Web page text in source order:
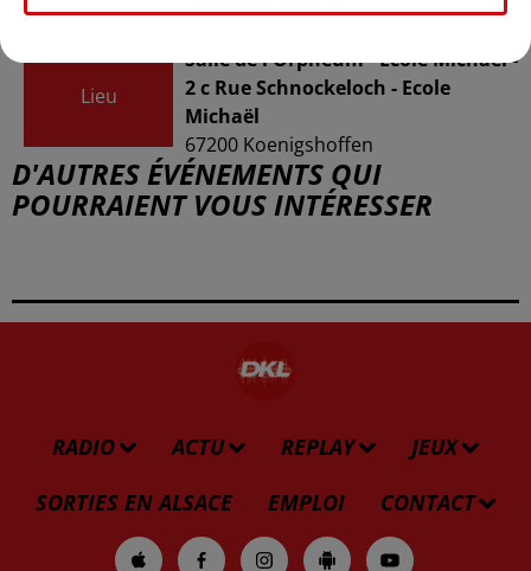
Lieu
Salle de l'Orphéum - Ecole Michaël -
2 c Rue Schnockeloch - Ecole
Michaël
67200 Koenigshoffen
D'AUTRES ÉVÉNEMENTS QUI
POURRAIENT VOUS INTÉRESSER
RADIO ACTU REPLAY
JEUX
SORTIES EN ALSACE
EMPLOI CONTACT